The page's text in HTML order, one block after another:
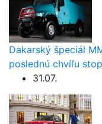
Dakarský špeciál
poslednú chvíľu
31.07.